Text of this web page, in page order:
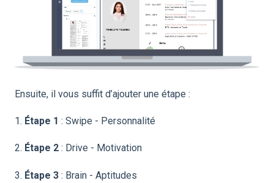
Ensuite, il vous suffit d’ajouter une étape :
1. Étape 1 : Swipe - Personnalité
2. Étape 2 : Drive - Motivation
3. Étape 3 : Brain - Aptitudes